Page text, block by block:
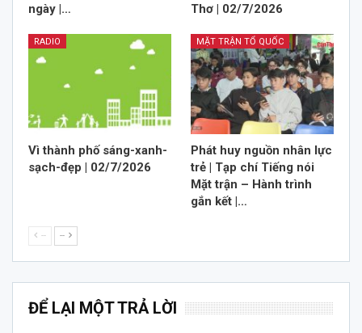
ngày |…
Thơ | 02/7/2026
RADIO
Vì thành phố sáng-xanh-
sạch-đẹp | 02/7/2026
MẶT TRẬN TỔ QUỐC
Phát huy nguồn nhân lực
trẻ | Tạp chí Tiếng nói
Mặt trận – Hành trình
gắn kết |…
-- --
ĐỂ LẠI MỘT TRẢ LỜI